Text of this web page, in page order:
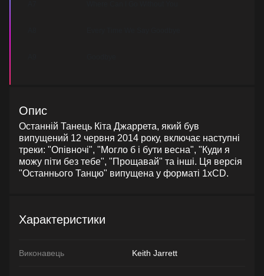
Опис
Останній Танець Кіта Джаррета, який був
випущений 12 червня 2014 року, включає наступні
треки: "Опівночі", "Могло б і бути весна", "Куди я
можу піти без тебе", "Прощавай" та інші. Ця версія
"Останнього Танцю" випущена у форматі 1xCD.
Характеристики
Виконавець Keith Jarrett